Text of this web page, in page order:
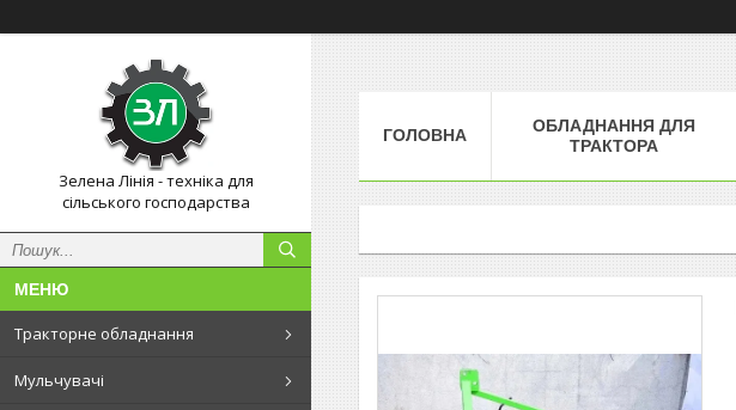
Зелена Лінія - техніка для
сільського господарства
Тракторне обладнання
Мульчувачі
ГОЛОВНА
ОБЛАДНАННЯ ДЛЯ
ТРАКТОРА